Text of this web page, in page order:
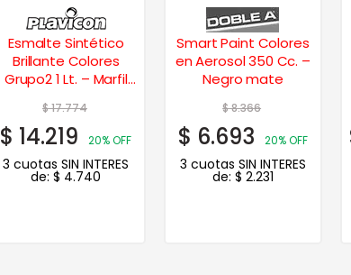
Esmalte Sintético
Brillante Colores
Grupo2 1 Lt. – Marfil
$17.774
$ 14.219 20% OFF
3 cuotas SIN INTERES
de:$ 4.740
Smart Paint Colores
en Aerosol 350 Cc. –
Negro mate
$8.366
$ 6.693 20% OFF
3 cuotas SIN INTERES
de: $ 2.231